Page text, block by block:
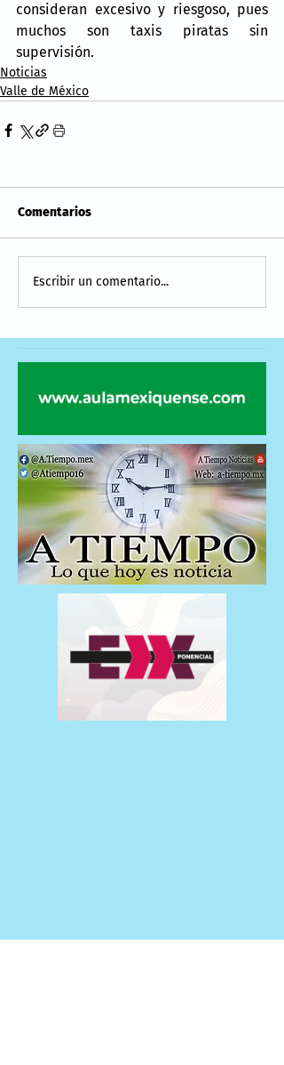
consideran excesivo y riesgoso, pues
muchos son taxis piratas sin
supervisión.
Noticias
Valle de México
Comentarios
Escribir un comentario...